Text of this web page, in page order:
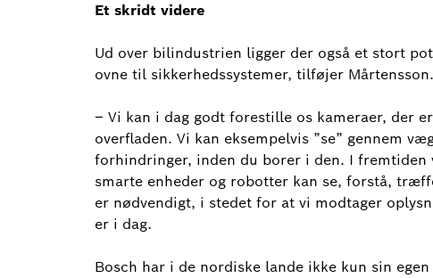
Et skridt videre
Ud over bilindustrien ligger der også et stort
ovne til sikkerhedssystemer, tilføjer Mårtensson.
– Vi kan i dag godt forestille os kameraer, der
overfladen. Vi kan eksempelvis ”se” gennem
forhindringer, inden du borer i den. I
smarte enheder og robotter kan se, forstå,
er nødvendigt, i stedet for at vi modtager
er i dag.
Bosch har i de nordiske lande ikke kun sin